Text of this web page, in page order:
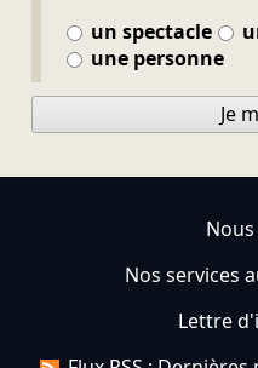
un spectacle
une personne
Je
Nos services
Lettre